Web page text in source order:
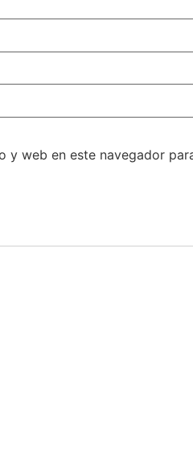
y web en este navegador